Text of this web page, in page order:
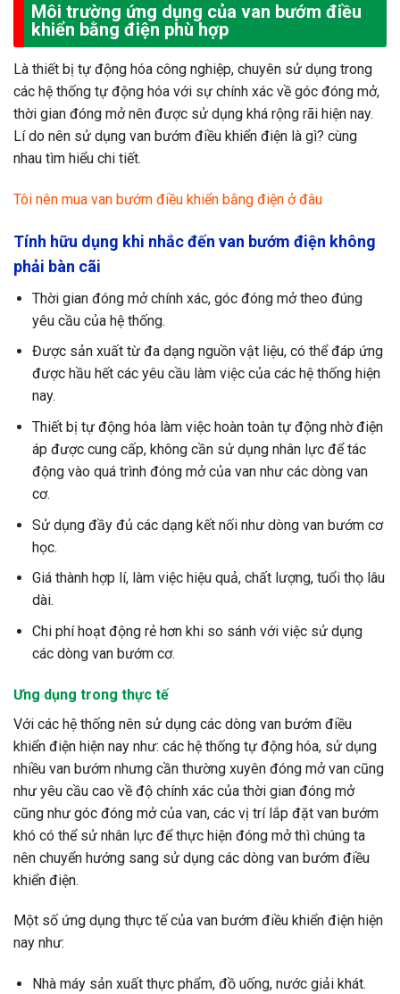
Môi trường ứng dụng của van bướm điều
khiển bằng điện phù hợp
Là thiết bị tự động hóa công nghiệp, chuyên sử dụng trong
các hệ thống tự động hóa với sự chính xác về góc đóng mở,
thời gian đóng mở nên được sử dụng khá rộng rãi hiện nay.
Lí do nên sử dụng van bướm điều khiển điện là gì? cùng
nhau tìm hiểu chi tiết.
Tôi nên mua van bướm điều khiển bằng điện ở đâu
Tính hữu dụng khi nhắc đến van bướm điện không
phải bàn cãi
Thời gian đóng mở chính xác, góc đóng mở theo đúng
yêu cầu của hệ thống.
Được sản xuất từ đa dạng nguồn vật liệu, có thể đáp ứng
được hầu hết các yêu cầu làm việc của các hệ thống hiện
nay.
Thiết bị tự động hóa làm việc hoàn toàn tự động nhờ điện
áp được cung cấp, không cần sử dụng nhân lực để tác
động vào quá trình đóng mở của van như các dòng van
cơ.
Sử dụng đầy đủ các dạng kết nối như dòng van bướm cơ
học.
Giá thành hợp lí, làm việc hiệu quả, chất lượng, tuổi thọ lâu
dài.
Chi phí hoạt động rẻ hơn khi so sánh với việc sử dụng
các dòng van bướm cơ.
Ưng dụng trong thực tế
Với các hệ thống nên sử dụng các dòng van bướm điều
khiển điện hiện nay như: các hệ thống tự động hóa, sử dụng
nhiều van bướm nhưng cần thường xuyên đóng mở van cũng
như yêu cầu cao về độ chính xác của thời gian đóng mở
cũng như góc đóng mở của van, các vị trí lắp đặt van bướm
khó có thể sử nhân lực để thực hiện đóng mở thì chúng ta
nên chuyển hướng sang sử dụng các dòng van bướm điều
khiển điện.
Một số ứng dụng thực tế của van bướm điều khiển điện hiện
nay như:
Nhà máy sản xuất thực phẩm, đồ uống, nước giải khát.